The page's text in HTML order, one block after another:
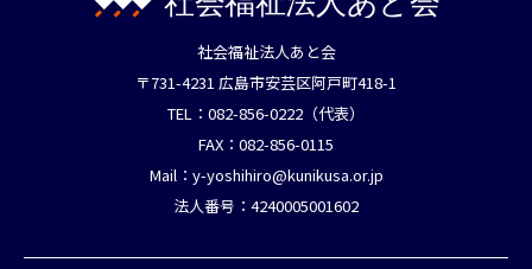
社会福祉法人あと会
〒731-4231 広島市安芸区阿戸町418-1
TEL：082-856-0222（代表）
FAX：082-856-0115
Mail： y-yoshihiro@kunikusa.or.jp
法人番号：4240005001602